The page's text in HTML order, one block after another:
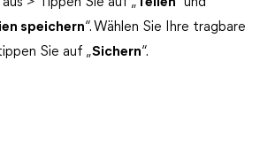
speichern“. Wählen Sie Ihre tragbare
Sie auf „Sichern“.